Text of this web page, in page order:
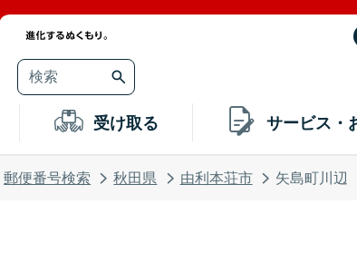
受け取る サービス・
郵便番号検索 秋田県 由利本荘市 矢島町川辺